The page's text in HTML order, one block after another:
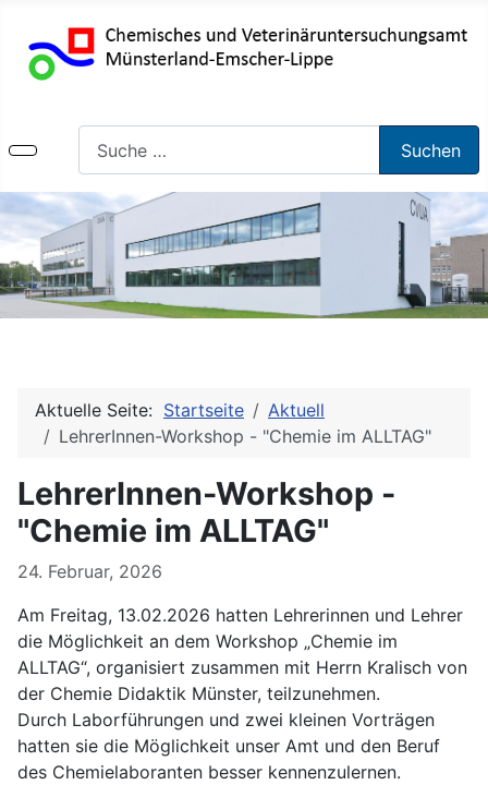
Suchen
Aktuelle Seite: Startseite
Aktuell
LehrerInnen-Workshop - "Chemie im ALLTAG"
LehrerInnen-Workshop -
"Chemie im ALLTAG"
24. Februar, 2026
Am Freitag, 13.02.2026 hatten Lehrerinnen und Lehrer
die Möglichkeit an dem Workshop „Chemie im
ALLTAG“, organisiert zusammen mit Herrn Kralisch von
der Chemie Didaktik Münster, teilzunehmen.
Durch Laborführungen und zwei kleinen Vorträgen
hatten sie die Möglichkeit unser Amt und den Beruf
des Chemielaboranten besser kennenzulernen.